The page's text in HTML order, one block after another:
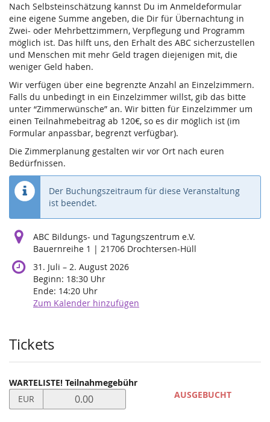
Nach Selbsteinschätzung kannst Du im Anmeldeformular
eine eigene Summe angeben, die Dir für Übernachtung in
Zwei- oder Mehrbettzimmern, Verpflegung und Programm
möglich ist. Das hilft uns, den Erhalt des ABC sicherzustellen
und Menschen mit mehr Geld tragen diejenigen mit, die
weniger Geld haben.
Wir verfügen über eine begrenzte Anzahl an Einzelzimmern.
Falls du unbedingt in ein Einzelzimmer willst, gib das bitte
unter “Zimmerwünsche” an. Wir bitten für Einzelzimmer um
einen Teilnahmebeitrag ab 120€, so es dir möglich ist (im
Formular anpassbar, begrenzt verfügbar).
Die Zimmerplanung gestalten wir vor Ort nach euren
Bedürfnissen.
Der Buchungszeitraum für diese Veranstaltung
ist beendet.
ABC Bildungs- und Tagungszentrum e.V.
Bauernreihe 1 | 21706 Drochtersen-Hüll
31. Juli –bis
2. August 2026
Beginn: 18:30 Uhr
Ende: 14:20 Uhr
Zum Kalender hinzufügen
Produkte
Tickets
WARTELISTE! Teilnahmegebühr
Preis
in
EUR AUSGEBUCHT